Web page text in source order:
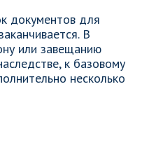
документов для
В
или завещанию
к базовому
несколько